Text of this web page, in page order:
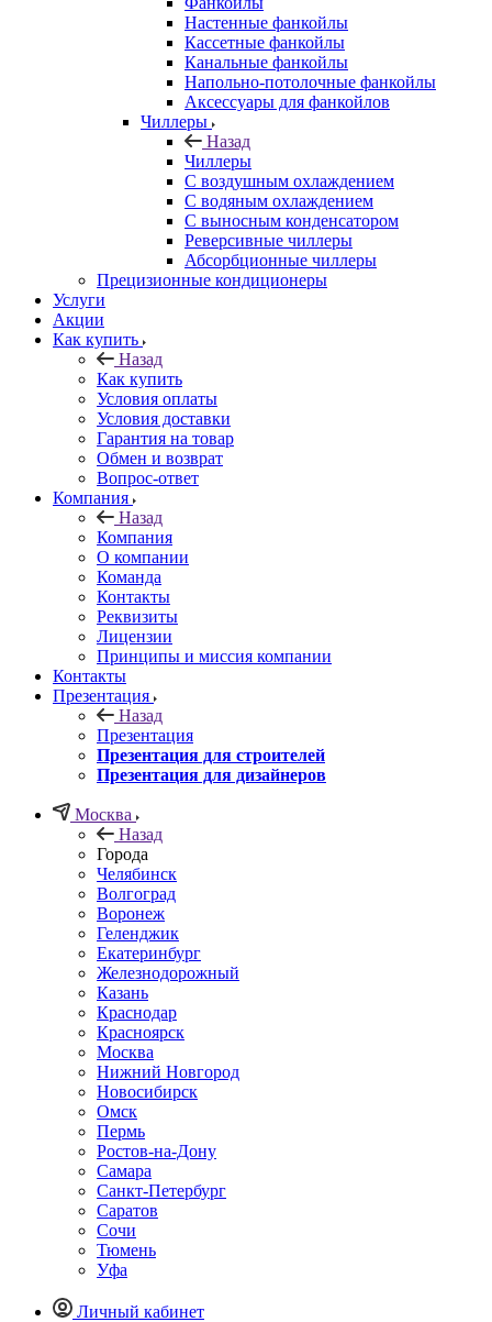
Настенные фанкойлы
Кассетные фанкойлы
Канальные фанкойлы
Напольно-потолочные фанкойлы
Аксессуары для фанкойлов
Чиллеры
Назад
Чиллеры
С воздушным охлаждением
С водяным охлаждением
С выносным конденсатором
Реверсивные чиллеры
Абсорбционные чиллеры
Прецизионные кондиционеры
Услуги
Акции
Как купить
Назад
Как купить
Условия оплаты
Условия доставки
Гарантия на товар
Обмен и возврат
Вопрос-ответ
Компания
Назад
Компания
О компании
Команда
Контакты
Реквизиты
Лицензии
Принципы и миссия компании
Контакты
Презентация
Назад
Презентация
Презентация для строителей
Презентация для дизайнеров
Москва
Назад
Города
Челябинск
Волгоград
Воронеж
Геленджик
Екатеринбург
Железнодорожный
Казань
Краснодар
Красноярск
Москва
Нижний Новгород
Новосибирск
Омск
Пермь
Ростов-на-Дону
Самара
Санкт-Петербург
Саратов
Сочи
Тюмень
Уфа
Личный кабинет